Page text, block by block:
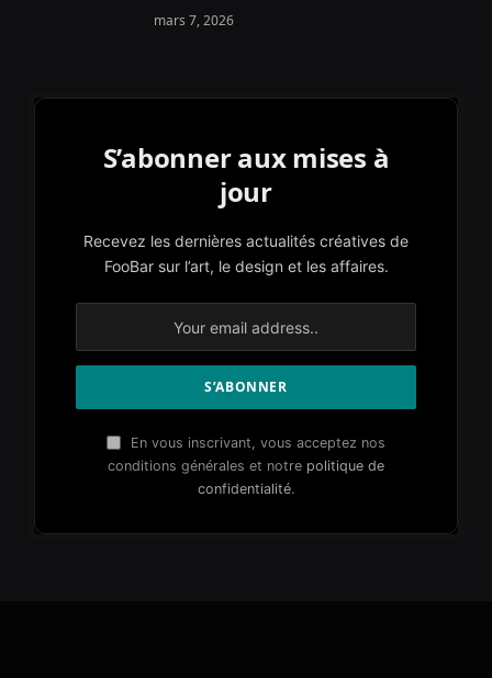
mars 7, 2026
S’abonner aux mises à
jour
Recevez les dernières actualités créatives de
FooBar sur l’art, le design et les affaires.
En vous inscrivant, vous acceptez nos
conditions générales et notre politique de
confidentialité.